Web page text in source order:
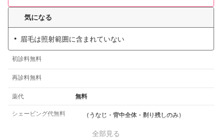
気になる
眉毛は照射範囲に含まれていない
初診料無料
再診料無料
薬代 無料
シェービング代無料 （うなじ・背中全体・剃り残しのみ）
全部見る